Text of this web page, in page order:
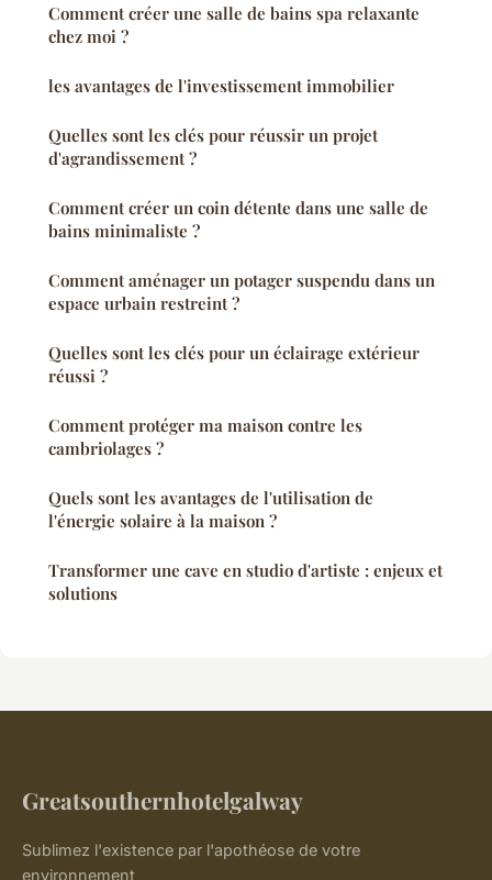
Comment créer une salle de bains spa relaxante
chez moi ?
les avantages de l'investissement immobilier
Quelles sont les clés pour réussir un projet
d'agrandissement ?
Comment créer un coin détente dans une salle de
bains minimaliste ?
Comment aménager un potager suspendu dans un
espace urbain restreint ?
Quelles sont les clés pour un éclairage extérieur
réussi ?
Comment protéger ma maison contre les
cambriolages ?
Quels sont les avantages de l'utilisation de
l'énergie solaire à la maison ?
Transformer une cave en studio d'artiste : enjeux et
solutions
Greatsouthernhotelgalway
Sublimez l'existence par l'apothéose de votre
environnement